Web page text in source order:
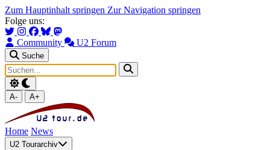
Zum Hauptinhalt springen Zur Navigation springen
Folge uns:
Community U2 Forum
Suche
A- A+
Home News
U2 Tourarchiv